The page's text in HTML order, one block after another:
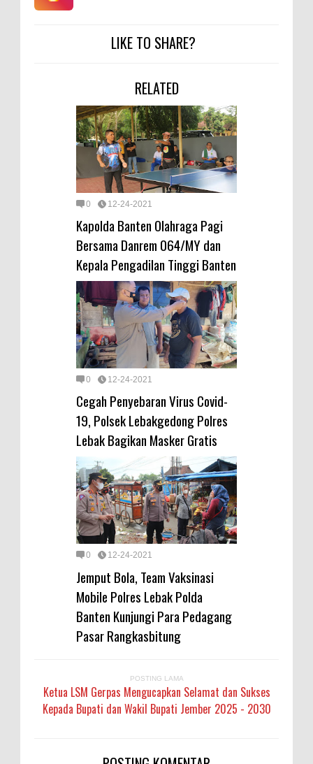
LIKE TO SHARE?
RELATED
0 12-24-2021
Kapolda Banten Olahraga Pagi
Bersama Danrem 064/MY dan
Kepala Pengadilan Tinggi Banten
0 12-24-2021
Cegah Penyebaran Virus Covid-
19, Polsek Lebakgedong Polres
Lebak Bagikan Masker Gratis
0 12-24-2021
Jemput Bola, Team Vaksinasi
Mobile Polres Lebak Polda
Banten Kunjungi Para Pedagang
Pasar Rangkasbitung
POSTING LAMA
Ketua LSM Gerpas Mengucapkan Selamat dan Sukses
Kepada Bupati dan Wakil Bupati Jember 2025 - 2030